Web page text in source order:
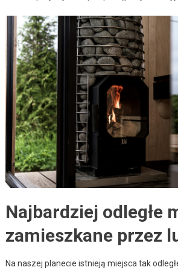
Najbardziej odległe
zamieszkane przez
Na naszej planecie istnieją miejsca tak